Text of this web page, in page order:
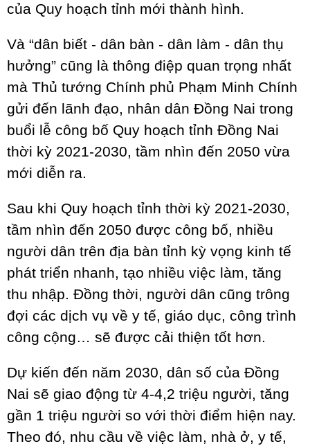
của Quy hoạch tỉnh mới thành hình.
Và “dân biết - dân bàn - dân làm - dân thụ
hưởng” cũng là thông điệp quan trọng nhất
mà Thủ tướng Chính phủ Phạm Minh Chính
gửi đến lãnh đạo, nhân dân Đồng Nai trong
buổi lễ công bố Quy hoạch tỉnh Đồng Nai
thời kỳ 2021-2030, tầm nhìn đến 2050 vừa
mới diễn ra.
Sau khi Quy hoạch tỉnh thời kỳ 2021-2030,
tầm nhìn đến 2050 được công bố, nhiều
người dân trên địa bàn tỉnh kỳ vọng kinh tế
phát triển nhanh, tạo nhiều việc làm, tăng
thu nhập. Đồng thời, người dân cũng trông
đợi các dịch vụ về y tế, giáo dục, công trình
công cộng… sẽ được cải thiện tốt hơn.
Dự kiến đến năm 2030, dân số của Đồng
Nai sẽ giao động từ 4-4,2 triệu người, tăng
gần 1 triệu người so với thời điểm hiện nay.
Theo đó, nhu cầu về việc làm, nhà ở, y tế,